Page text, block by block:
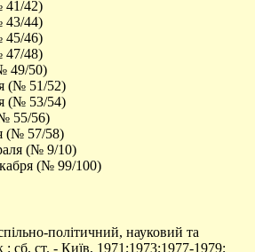
41/42)
43/44)
45/46)
47/48)
49/50)
(№ 51/52)
(№ 53/54)
55/56)
(№ 57/58)
(№ 9/10)
(№ 99/100)
політичний, науковий та
: сб. ст. - Київ, 1971;1973;1977-1979;